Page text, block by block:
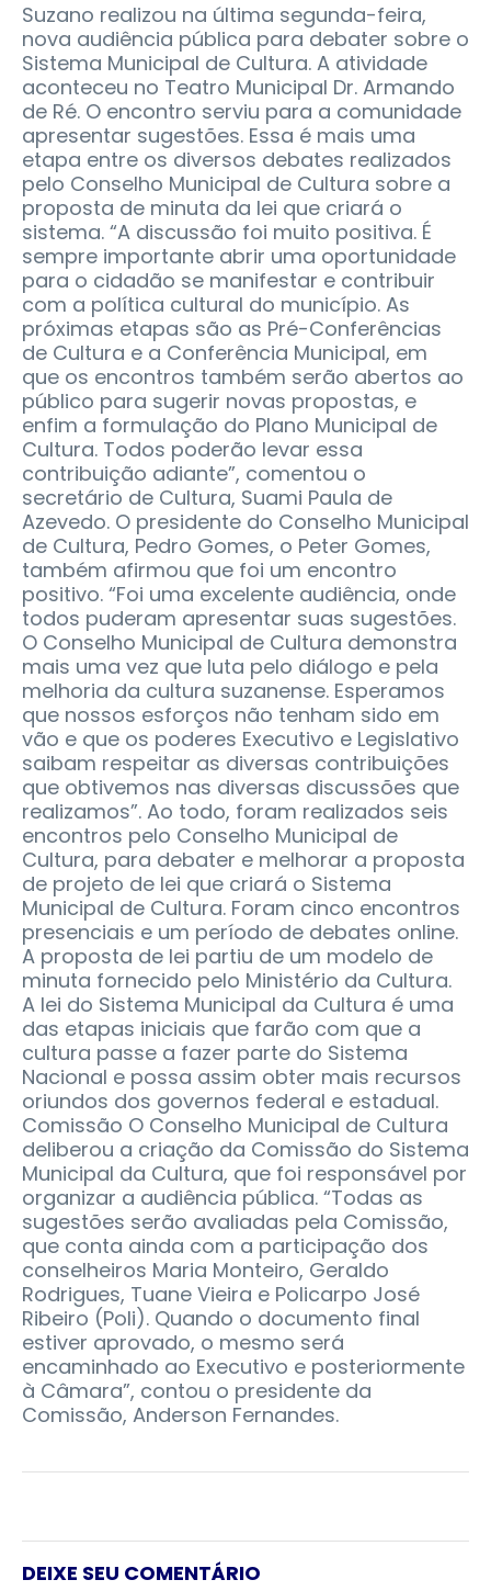
Suzano realizou na última segunda-feira,
nova audiência pública para debater sobre o
Sistema Municipal de Cultura. A atividade
aconteceu no Teatro Municipal Dr. Armando
de Ré. O encontro serviu para a comunidade
apresentar sugestões. Essa é mais uma
etapa entre os diversos debates realizados
pelo Conselho Municipal de Cultura sobre a
proposta de minuta da lei que criará o
sistema. “A discussão foi muito positiva. É
sempre importante abrir uma oportunidade
para o cidadão se manifestar e contribuir
com a política cultural do município. As
próximas etapas são as Pré-Conferências
de Cultura e a Conferência Municipal, em
que os encontros também serão abertos ao
público para sugerir novas propostas, e
enfim a formulação do Plano Municipal de
Cultura. Todos poderão levar essa
contribuição adiante”, comentou o
secretário de Cultura, Suami Paula de
Azevedo. O presidente do Conselho Municipal
de Cultura, Pedro Gomes, o Peter Gomes,
também afirmou que foi um encontro
positivo. “Foi uma excelente audiência, onde
todos puderam apresentar suas sugestões.
O Conselho Municipal de Cultura demonstra
mais uma vez que luta pelo diálogo e pela
melhoria da cultura suzanense. Esperamos
que nossos esforços não tenham sido em
vão e que os poderes Executivo e Legislativo
saibam respeitar as diversas contribuições
que obtivemos nas diversas discussões que
realizamos”. Ao todo, foram realizados seis
encontros pelo Conselho Municipal de
Cultura, para debater e melhorar a proposta
de projeto de lei que criará o Sistema
Municipal de Cultura. Foram cinco encontros
presenciais e um período de debates online.
A proposta de lei partiu de um modelo de
minuta fornecido pelo Ministério da Cultura.
A lei do Sistema Municipal da Cultura é uma
das etapas iniciais que farão com que a
cultura passe a fazer parte do Sistema
Nacional e possa assim obter mais recursos
oriundos dos governos federal e estadual.
Comissão O Conselho Municipal de Cultura
deliberou a criação da Comissão do Sistema
Municipal da Cultura, que foi responsável por
organizar a audiência pública. “Todas as
sugestões serão avaliadas pela Comissão,
que conta ainda com a participação dos
conselheiros Maria Monteiro, Geraldo
Rodrigues, Tuane Vieira e Policarpo José
Ribeiro (Poli). Quando o documento final
estiver aprovado, o mesmo será
encaminhado ao Executivo e posteriormente
à Câmara”, contou o presidente da
Comissão, Anderson Fernandes.
DEIXE SEU COMENTÁRIO